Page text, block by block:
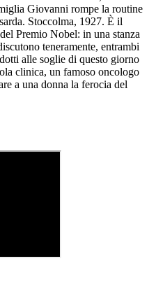
Giovanni rompe la routine
Stoccolma, 1927. È il
Premio Nobel: in una stanza
teneramente, entrambi
alle soglie di questo giorno
clinica, un famoso oncologo
a una donna la ferocia del